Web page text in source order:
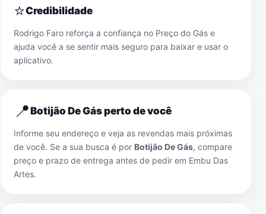
⭐Credibilidade
Rodrigo Faro reforça a confiança no Preço do Gás e
ajuda você a se sentir mais seguro para baixar e usar o
aplicativo.
📍Botijão De Gás perto de você
Informe seu endereço e veja as revendas mais próximas
de você. Se a sua busca é por Botijão De Gás, compare
preço e prazo de entrega antes de pedir em Embu Das
Artes.